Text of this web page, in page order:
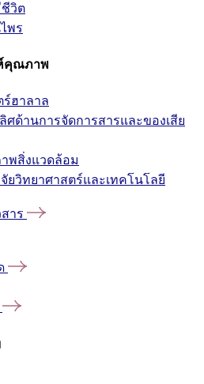
วิต
พร
คุณภาพ
ฮาลาล
ศด้านการจัดการสารและของเสีย
พสิ่งแวดล้อม
ยวิทยาศาสตร์และเทคโนโลยี
าร